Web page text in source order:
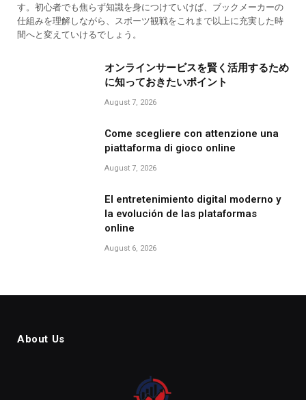
す。初心者でも焦らず知識を身につけていけば、ブックメーカーの
仕組みを理解しながら、スポーツ観戦をこれまで以上に充実した時
間へと変えていけるでしょう。
オンラインサービスを賢く活用するため
に知っておきたいポイント
August 7, 2026
Come scegliere con attenzione una
piattaforma di gioco online
August 7, 2026
El entretenimiento digital moderno y
la evolución de las plataformas
online
August 6, 2026
About Us